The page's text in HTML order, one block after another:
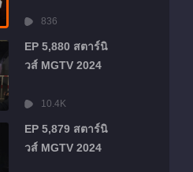
836
EP 5,880 สตาร์นิ
วส์ MGTV 2024
10.4K
EP 5,879 สตาร์นิ
วส์ MGTV 2024